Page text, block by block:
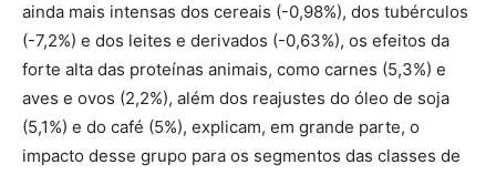
ainda mais intensas dos cereais (-0,98%), dos tubérculos
(-7,2%) e dos leites e derivados (-0,63%), os efeitos da
forte alta das proteínas animais, como carnes (5,3%) e
aves e ovos (2,2%), além dos reajustes do óleo de soja
(5,1%) e do café (5%), explicam, em grande parte, o
impacto desse grupo para os segmentos das classes de